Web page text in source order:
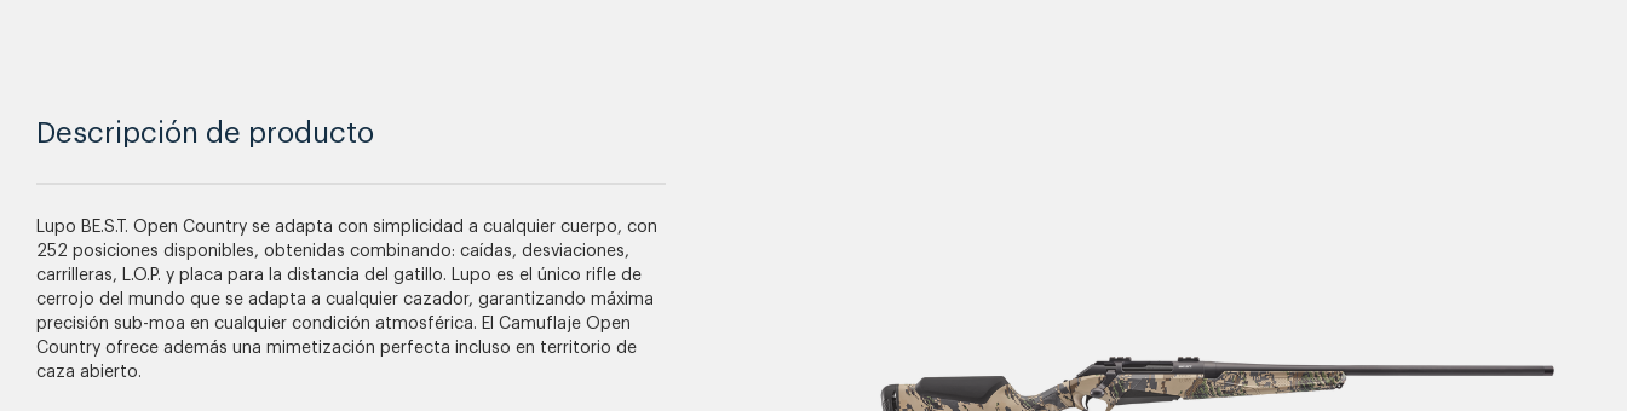
Descripción de producto
Lupo BE.S.T. Open Country se adapta con simplicidad a cualquier cuerpo, con
252 posiciones disponibles, obtenidas combinando: caídas, desviaciones,
carrilleras, L.O.P. y placa para la distancia del gatillo. Lupo es el único rifle de
cerrojo del mundo que se adapta a cualquier cazador, garantizando máxima
precisión sub-moa en cualquier condición atmosférica. El Camuflaje Open
Country ofrece además una mimetización perfecta incluso en territorio de
caza abierto.